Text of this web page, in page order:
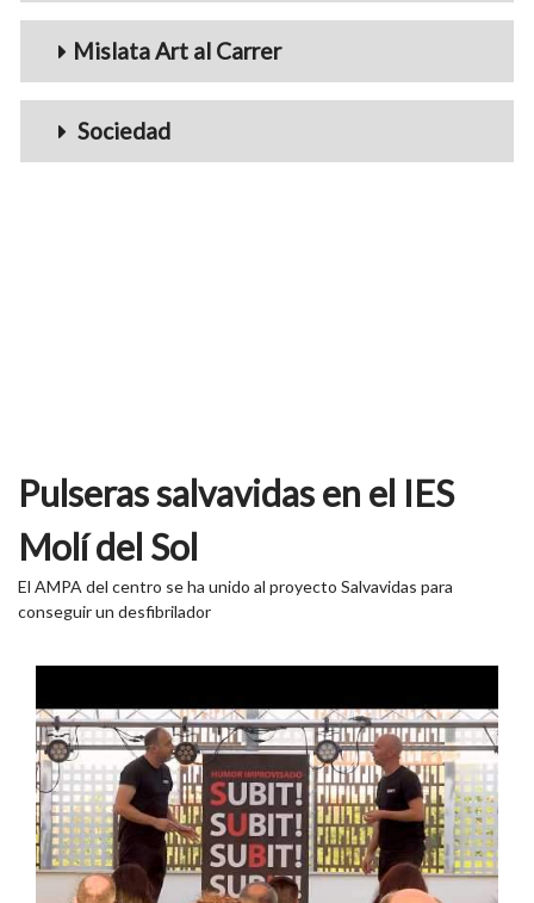
Mislata Art al Carrer
Sociedad
Pulseras salvavidas en el IES
Molí del Sol
El AMPA del centro se ha unido al proyecto Salvavidas para
conseguir un desfibrilador